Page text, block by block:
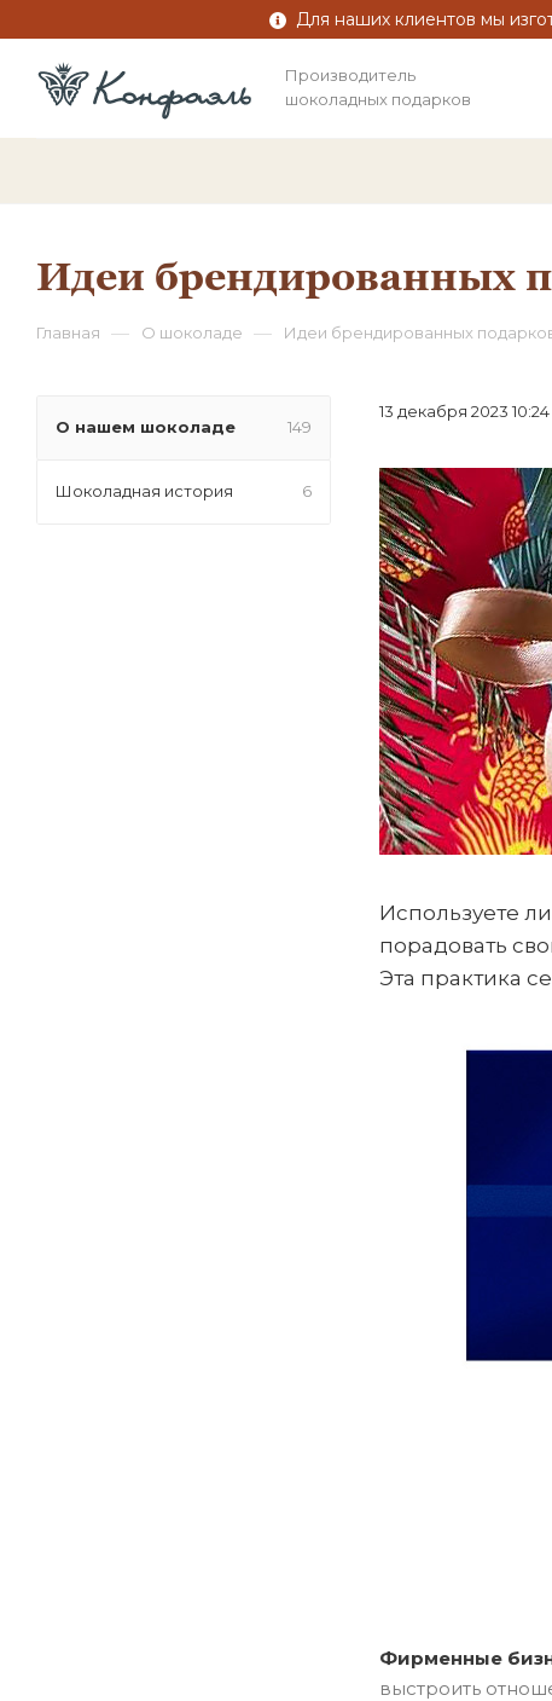
Для наших клиентов мы
Производитель
шоколадных подарков
Идеи брендированных
Главная — О шоколаде — Идеи брендированных
13 декабря 2023 10:24
Используете
порадовать
Эта практика
Фирменные
выстроить
О нашем шоколаде 149
Шоколадная история 6